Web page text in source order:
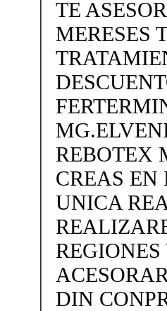
TE
MERESES
REBOTEX
CREAS EN
UNICA
REGIONES
DIN